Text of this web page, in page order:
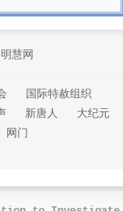
明慧网
国际特赦组织
新唐人
大纪元
网门